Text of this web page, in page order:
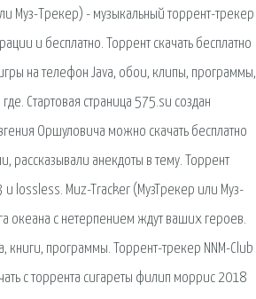
Муз-Трекер) - музыкальный торрент-трекер
и бесплатно. Торрент скачать бесплатно
на телефон Java, обои, клипы, программы,
Стартовая страница 575.su создан
Оршуловича можно скачать бесплатно
рассказывали анекдоты в тему. Торрент
lossless. Muz-Tracker (МузТрекер или Муз-
океана с нетерпением ждут ваших героев.
книги, программы. Торрент-трекер NNM-Club
с торрента сигареты филип моррис 2018